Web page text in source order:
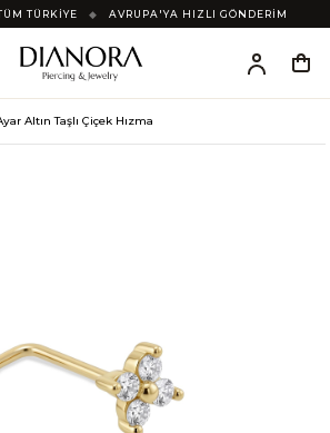
TÜRKİYE ◆ AVRUPA'YA HIZLI GÖNDERİM
Altın Taşlı Çiçek Hızma